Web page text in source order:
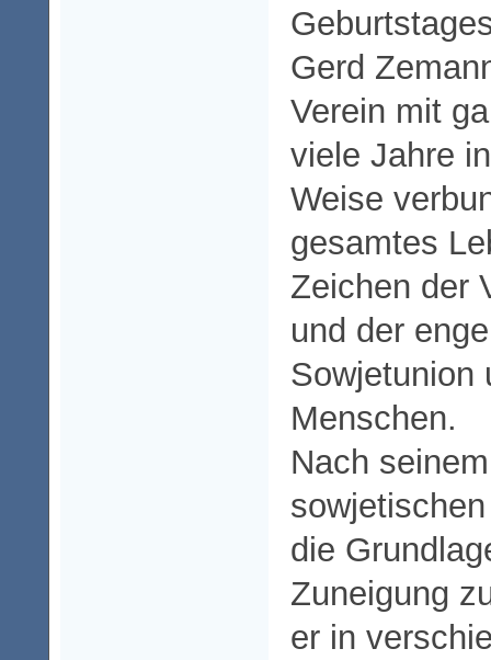
Gerd
Verein mit
viele Jahre
Weise
gesamtes
Zeichen der
und der
Sowjetunion
Menschen.
Nach
die
Zuneigung
er in